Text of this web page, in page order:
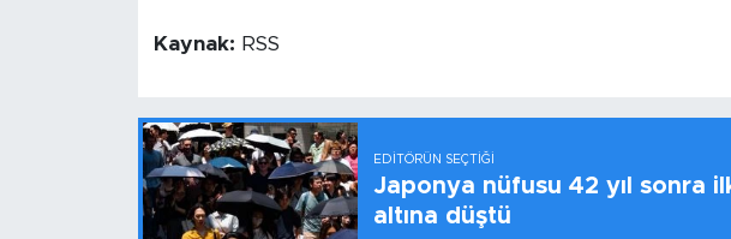
Kaynak: RSS
EDITÖRÜN SEÇTIĞI
Japonya nüfusu 42 yıl sonra
altına düştü